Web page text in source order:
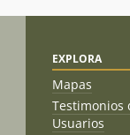
EXPLORA
Mapas
Testimonios
Usuarios